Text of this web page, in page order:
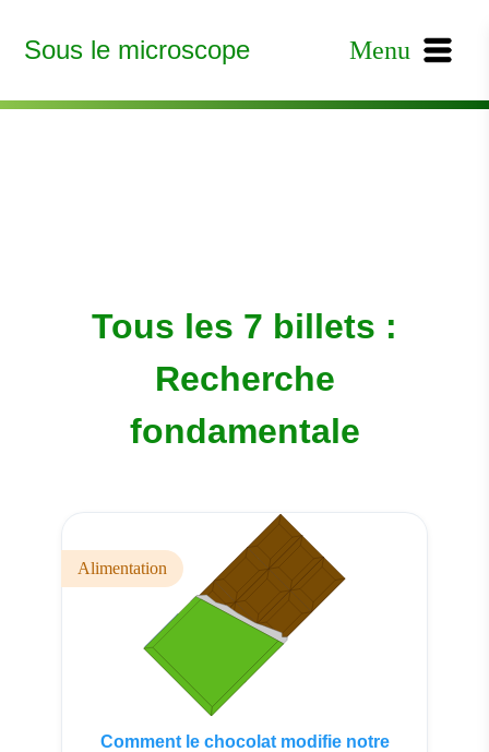
Sous le microscope Menu
Tous les 7 billets :
Recherche
fondamentale
Comment le chocolat modifie notre
Alimentation